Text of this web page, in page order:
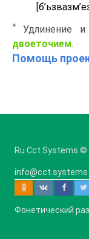
*
Удлинение и
двоеточием.
Помощь
Ru.Cct.Systems ©
info@cct.systems
Фонетический